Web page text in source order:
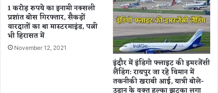
0
यू
नि
ट
र
अ
धि
का
रि
यों
1 करोड़ रुपये का इनामी नक्सली
प्रशांत बोस गिरफ्तार, सैकड़ों
वारदातों का था मास्टरमाइंड, पत्नी
भी हिरासत में
November 12, 2021
इंदौर में इंडिगो फ्लाइट की इमरजेंसी
लैंडिंग: रायपुर जा रहे विमान में
तकनीकी खराबी आई, यात्री बोले-